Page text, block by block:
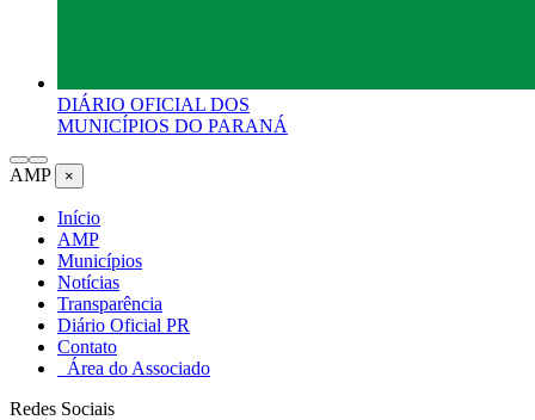
DIÁRIO OFICIAL DOS
MUNICÍPIOS DO PARANÁ
AMP ×
Início
AMP
Municípios
Notícias
Transparência
Diário Oficial PR
Contato
Área do Associado
Redes Sociais